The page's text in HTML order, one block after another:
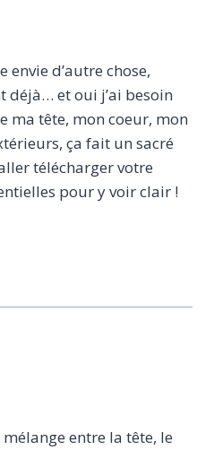
envie d’autre chose,
et oui j’ai besoin
ma tête, mon coeur, mon
ça fait un sacré
télécharger votre
pour y voir clair !
entre la tête, le